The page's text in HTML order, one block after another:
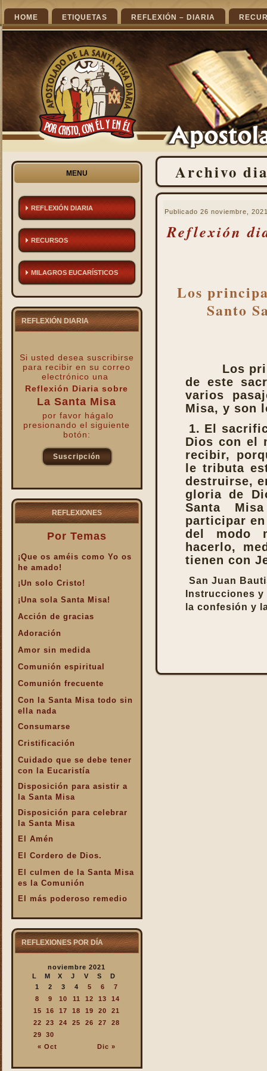
HOME ETIQUETAS REFLEXIÓN – DIARIA
MENU
REFLEXIÓN DIARIA
RECURSOS
MILAGROS EUCARÍSTICOS
REFLEXIÓN DIARIA
Si usted desea suscribirse
para recibiren su correo
electrónico una
Reflexión Diaria sobre
La Santa Misa
por favor hágalo
presionando el siguiente
botón:
Suscripción
REFLEXIONES
Por Temas
¡Que os améis como Yo os
he amado!
¡Un solo Cristo!
¡Una sola Santa Misa!
Acción de gracias
Adoración
Amor sin medida
Comunión espiritual
Comunión frecuente
Con la Santa Misa todo sin
ella nada
Consumarse
Cristificación
Cuidado que se debe tener
con la Eucaristía
Disposición para asistir a
la Santa Misa
Disposición para celebrar
la Santa Misa
El Amén
El Cordero de Dios.
El culmen de la Santa Misa
es la Comunión
El más poderoso remedio
El Pan de la Palabra y el
El Pan nuestro de cada día.
El valor infinto de la Santa
En la Santa Misa Dios nos
da todo
En la Santa Misa la Iglesia
se ofrece a sí misma
REFLEXIONES POR DÍA
noviembre 2021
L
M X J V S D
« Oct Dic »
1 2 3 4 5 6
7
8
9 10 11 12 13
14
15
16 17 18 19 20
21
22
23 24 25 26 27
28
29
30
Archivo
Publicado 26 noviembre,
Reflexión
Los
Santo
Los
de este
varios
Misa, y son
1. El
Dios con el
recibir,
le tributa
destruirse,
gloria de
Santa
participar
del modo
hacerlo,
tienen con
San Juan
Instrucciones y
la confesión y